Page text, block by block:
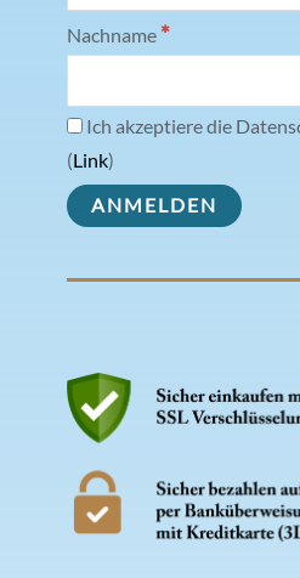
Nachname *
Ich akzeptiere die
(Link)